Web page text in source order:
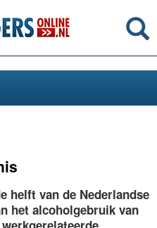
helft van de Nederlandse
het alcoholgebruik van